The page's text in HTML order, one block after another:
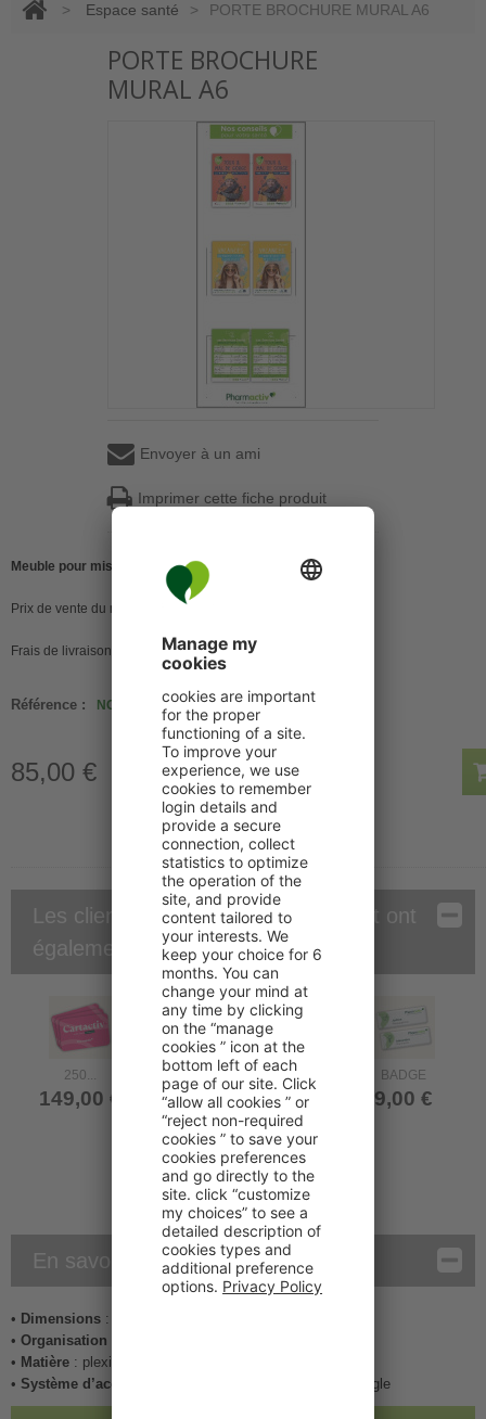
> Espace santé > PORTE BROCHURE MURAL A6
PORTE BROCHURE
MURAL A6
Envoyer à un ami
Imprimer cette fiche produit
Meuble pour mise en avant de brochures A6.
Prix de vente du meuble : 65€
Frais de livraison : 20€
Référence : NCS22PBA6
85,00 €
Les clients qui ont acheté ce produit ont
également acheté...
250...
149,00 €
TAPIS GRAND...
59,00 €
BADGE
9,00 €
En savoir plus
• Dimensions: 30cm x 80 cm
• Organisation
• Matière: plexi transparent
• Système d’accroche : 4 trous-perforations à chaque angle